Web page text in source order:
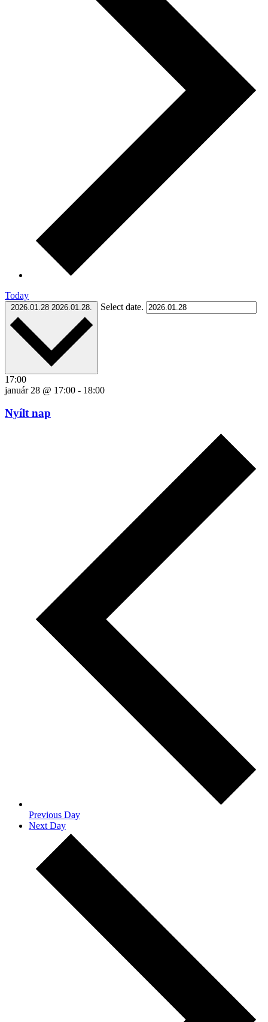
Today
2026.01.28 2026.01.28. Select date.
17:00
január 28 @ 17:00 - 18:00
Nyílt nap
Previous Day
Next Day